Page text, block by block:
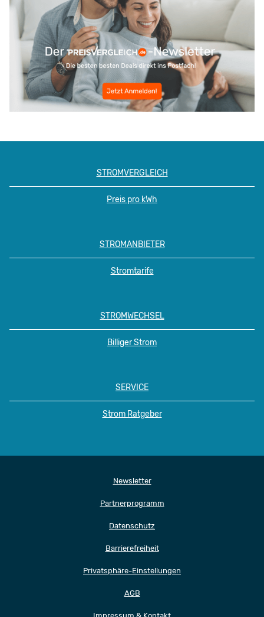
STROMVERGLEICH
Preis pro kWh
STROMANBIETER
Stromtarife
STROMWECHSEL
Billiger Strom
SERVICE
Strom Ratgeber
Newsletter
Partnerprogramm
Datenschutz
Barrierefreiheit
Privatsphäre-Einstellungen
AGB